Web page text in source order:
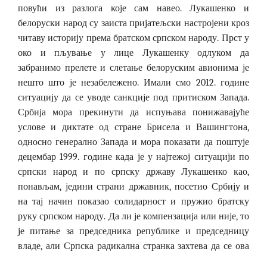
повући из разлога које сам навео. Лукашенко и
белоруски народ су заиста пријатељски настројени кроз
читаву историју према братском српском народу. Прст у
око и пљување у лице Лукашенку одлуком да
забранимо прелете и слетање белоруским авионима је
нешто што је незабележено. Имали смо 2012. године
ситуацију да се уводе санкције под притиском Запада.
Србија мора прекинути да испуњава понижавајуће
услове и диктате од стране Брисела и Вашингтона,
односно генерално Запада и мора показати да поштује
децембар 1999. године када је у најтежој ситуацији по
српски народ и по српску државу Лукашенко као,
понављам, једини страни државник, посетио Србију и
на тај начин показао солидарност и пружио братску
руку српском народу. Да ли је компензација или није, то
је питање за председника републике и председницу
владе, али Српска радикална странка захтева да се ова